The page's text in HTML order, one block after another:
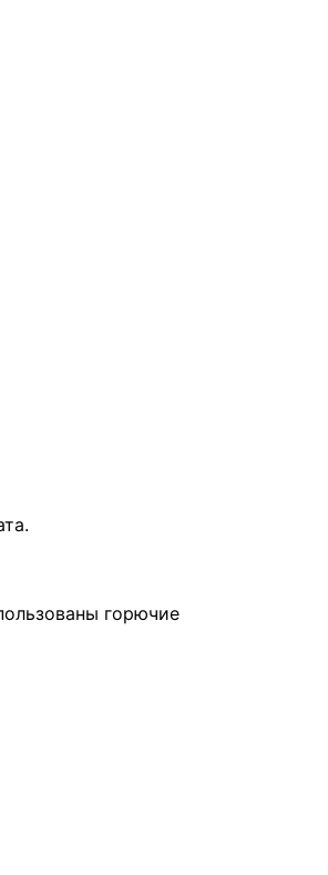
горючие